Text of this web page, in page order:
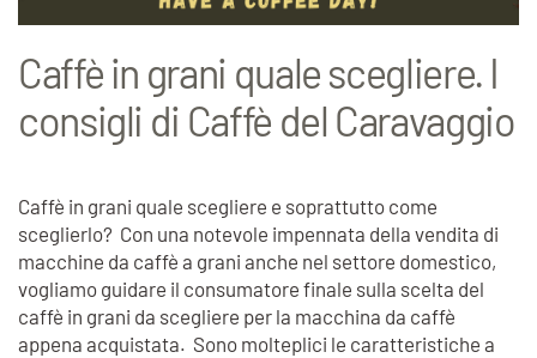
Caffè in grani quale scegliere. I
consigli di Caffè del Caravaggio
Caffè in grani quale scegliere e soprattutto come
sceglierlo? Con una notevole impennata della vendita di
macchine da caffè a grani anche nel settore domestico,
vogliamo guidare il consumatore finale sulla scelta del
caffè in grani da scegliere per la macchina da caffè
appena acquistata. Sono molteplici le caratteristiche a